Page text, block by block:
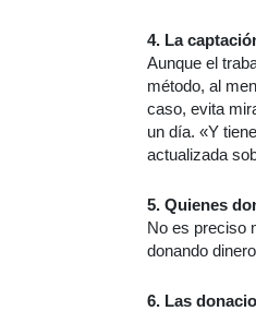
4. La
Aunque el
método, al
caso, evita
un día. «Y
actualizada
5. Quienes
No es preciso
donando
6. Las